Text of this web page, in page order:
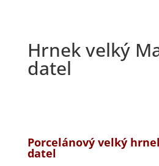
Hrnek velký
datel
Porcelánový velký
datel